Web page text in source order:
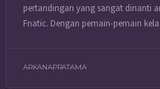
pertandingan yang sangat dinanti
Fnatic. Dengan pemain-pemain
ARKANAPRATAMA